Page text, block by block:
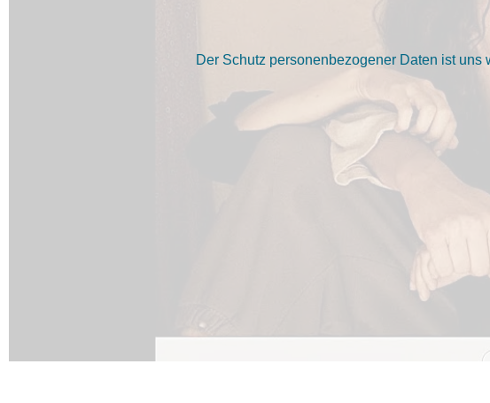
Der Schutz personenbezogener Daten ist